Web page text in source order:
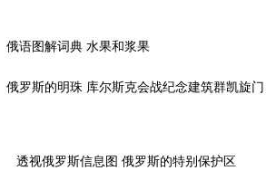
俄语图解词典 水果和浆果
俄罗斯的明珠 库尔斯克会战纪念建筑群凯旋门
透视俄罗斯信息图 俄罗斯的特别保护区